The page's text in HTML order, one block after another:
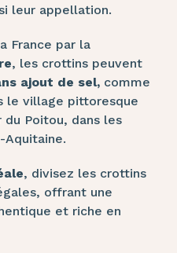
leur appellation.
France par la
, les crottins peuvent
ajout de sel, comme
le village pittoresque
Poitou, dans les
Aquitaine.
, divisez les crottins
offrant une
et riche en